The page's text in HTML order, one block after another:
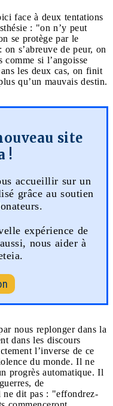
face à deux tentations
: "on n’y peut
se protège par le
on s’abreuve de peur, on
si l’angoisse
les deux cas, on finit
qu’un mauvais destin.
site
!
accueillir sur un
grâce au soutien
expérience de
nous aider à
nous replonger dans la
dans les discours
l’inverse de ce
du monde. Il ne
progrès automatique. Il
de
ne dit pas : "effondrez-